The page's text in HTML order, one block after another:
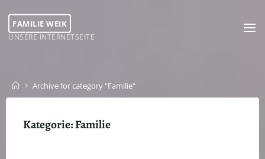
content
FAMILIE WEIK
UNSERE INTERNETSEITE
Home
Archive for category "Familie"
Kategorie:Familie